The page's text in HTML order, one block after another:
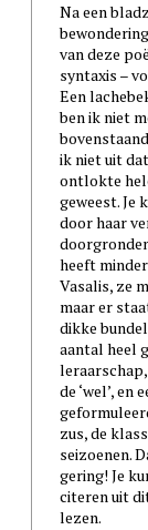
Na een
van deze
syntaxis –
Een
ben ik niet
ik niet uit
ontlokte
geweest. Je
door haar
heeft
Vasalis, ze
maar er
dikke
aantal heel
leraarschap,
de ‘wel’, en
zus, de
seizoenen.
gering! Je
citeren uit
lezen.